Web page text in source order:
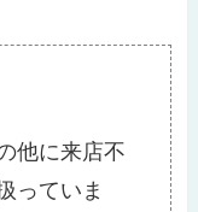
他に来店不
っていま